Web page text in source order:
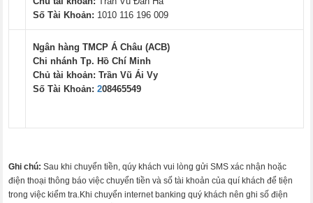
Số Tài Khoản: 1010 116 196 009
Ngân hàng TMCP Á Châu (ACB)
Chi nhánh Tp. Hồ Chí Minh
Chủ tài khoản: Trần Vũ Ái Vy
Số Tài Khoản: 208465549
Ghi chú: Sau khi chuyển tiền, qúy khách vui lòng gửi SMS xác nhận hoặc
điện thoại thông báo việc chuyển tiền và số tài khoản của quí khách để tiện
trong việc kiểm tra.Khi chuyển internet banking quý khách nên ghi số điện